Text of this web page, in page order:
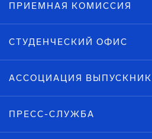
ПРИЕМНАЯ КОМИССИЯ
СТУДЕНЧЕСКИЙ ОФИС
АССОЦИАЦИЯ
ПРЕСС-СЛУЖБА